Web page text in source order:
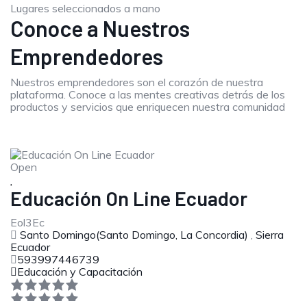
Lugares seleccionados a mano
Conoce a Nuestros
Emprendedores
Nuestros emprendedores son el corazón de nuestra
plataforma. Conoce a las mentes creativas detrás de los
productos y servicios que enriquecen nuestra comunidad
Open
Educación On Line Ecuador
Eol3Ec
Santo Domingo(Santo Domingo, La Concordia)
Sierra
Ecuador
593997446739
Educación y Capacitación